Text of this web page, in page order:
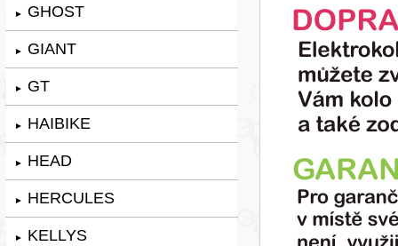
► GHOST
► GIANT
► GT
► HAIBIKE
► HEAD
► HERCULES
► KELLYS